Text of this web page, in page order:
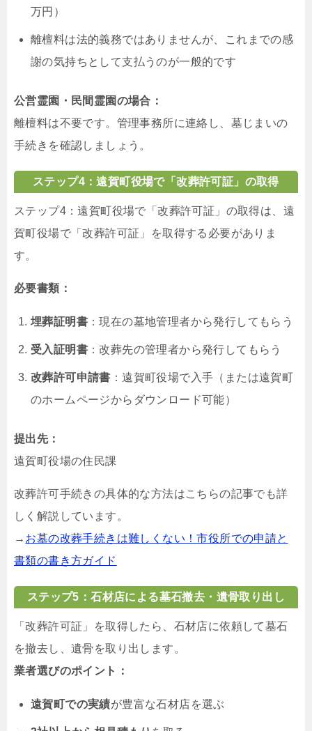
万円）
離檀料は法的義務ではありませんが、これまでの感
謝の気持ちとして支払うのが一般的です
公営霊園・民間霊園の場合：
離檀料は不要です。管理事務所に連絡し、墓じまいの
手続きを確認しましょう。
ステップ4：遠賀町役場で「改葬許可証」の取得
ステップ4：遠賀町役場で「改葬許可証」の取得は、遠
賀町役場で「改葬許可証」を取得する必要がありま
す。
必要書類：
埋葬証明書 ：現在の墓地管理者から発行してもらう
受入証明書 ：改葬先の管理者から発行してもらう
改葬許可申請書 ：遠賀町役場で入手（または遠賀町
のホームページからダウンロード可能）
提出先：
遠賀町役場の住民課
改葬許可手続きの具体的な方法はこちらの記事でも詳
しく解説しています。
→ お墓の改葬手続きは難しくない！市役所での申請と
書類の書き方ガイド
ステップ5：石材店による墓石撤去・遺骨取り出し
「改葬許可証」を取得したら、石材店に依頼して墓石
を撤去し、遺骨を取り出します。
業者選びのポイント：
遠賀町での実績が豊富な石材店を選ぶ